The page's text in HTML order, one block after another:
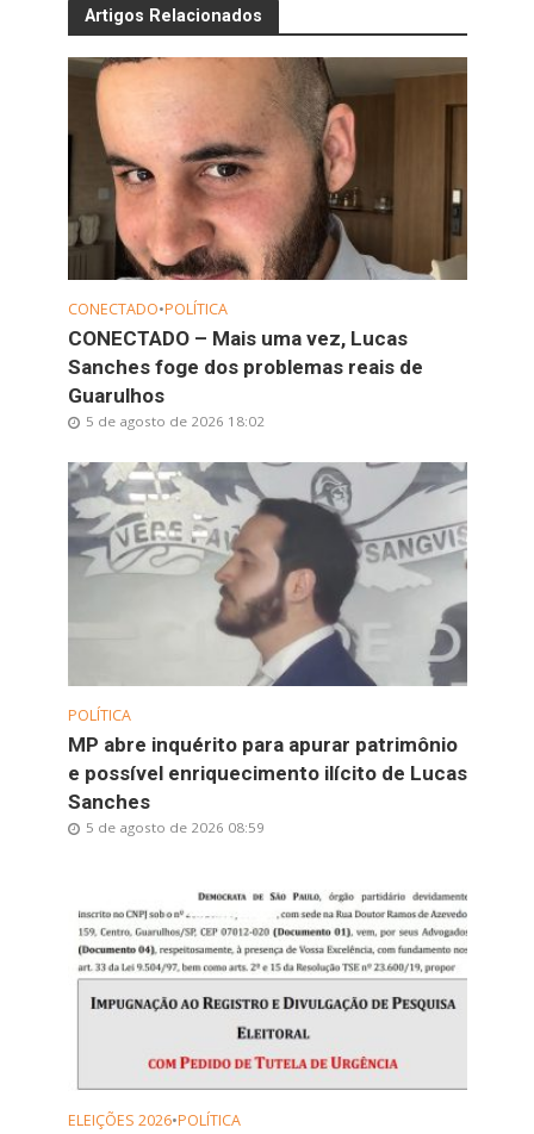
Artigos Relacionados
CONECTADO•POLÍTICA
CONECTADO – Mais uma vez, Lucas
Sanches foge dos problemas reais de
Guarulhos
5 de agosto de 2026 18:02
POLÍTICA
MP abre inquérito para apurar patrimônio
e possível enriquecimento ilícito de Lucas
Sanches
5 de agosto de 2026 08:59
ELEIÇÕES 2026•POLÍTICA